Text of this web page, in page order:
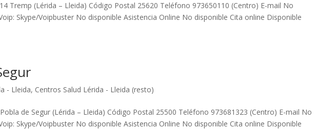
Tremp (Lérida – Lleida) Código Postal 25620 Teléfono 973650110 (Centro) E-mail No
Skype/Voipbuster No disponible Asistencia Online No disponible Cita online Disponible
- Lleida, Centros Salud Lérida - Lleida (resto)
de Segur (Lérida – Lleida) Código Postal 25500 Teléfono 973681323 (Centro) E-mail No
Skype/Voipbuster No disponible Asistencia Online No disponible Cita online Disponible